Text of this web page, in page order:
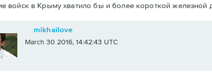
войск в Крыму хватило бы и более короткой железной
mikhailove
March 30 2016, 14:42:43 UTC